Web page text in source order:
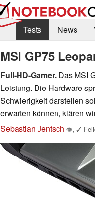
Tests
News
MSI GP75
Full-HD-Gamer. Das MSI
Leistung. Die Hardware
Schwierigkeit darstellen
erwarten können, klären
Sebastian Jentsch 👁, ✓